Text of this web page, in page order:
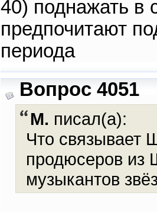
40) поднажать
предпочитают
периода
Вопрос 4051
М. писал(а):
Что
продюсеров из
музыкантов